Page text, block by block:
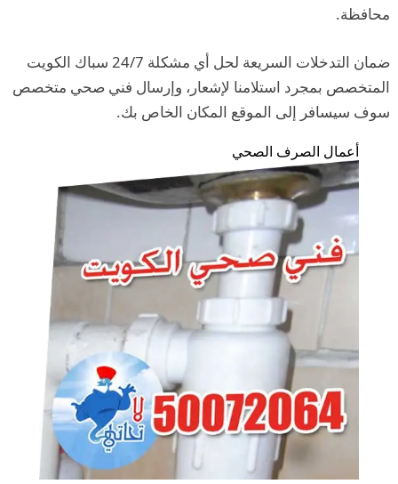
محافظة.
ضمان التدخلات السريعة لحل أي مشكلة 24/7 سباك الكويت
المتخصص بمجرد استلامنا لإشعار، وإرسال فني صحي متخصص
سوف سيسافر إلى الموقع المكان الخاص بك.
أعمال الصرف الصحي